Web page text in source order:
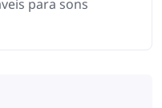
para sons